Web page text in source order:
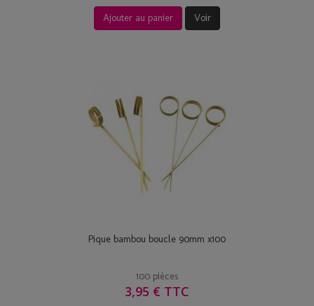
Ajouter au panier Voir
Pique bambou boucle 90mm x100
100 pièces
3,95 € TTC